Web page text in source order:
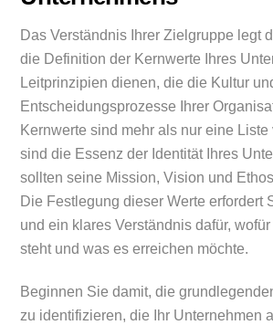
Das Verständnis Ihrer Zielgruppe legt
die Definition der Kernwerte Ihres
Leitprinzipien dienen, die die Kultur
Entscheidungsprozesse Ihrer
Kernwerte sind mehr als nur eine Liste
sind die Essenz der Identität Ihres
sollten seine Mission, Vision und
Die Festlegung dieser Werte erfordert
und ein klares Verständnis dafür,
steht und was es erreichen möchte.
Beginnen Sie damit, die
zu identifizieren, die Ihr Unternehmen